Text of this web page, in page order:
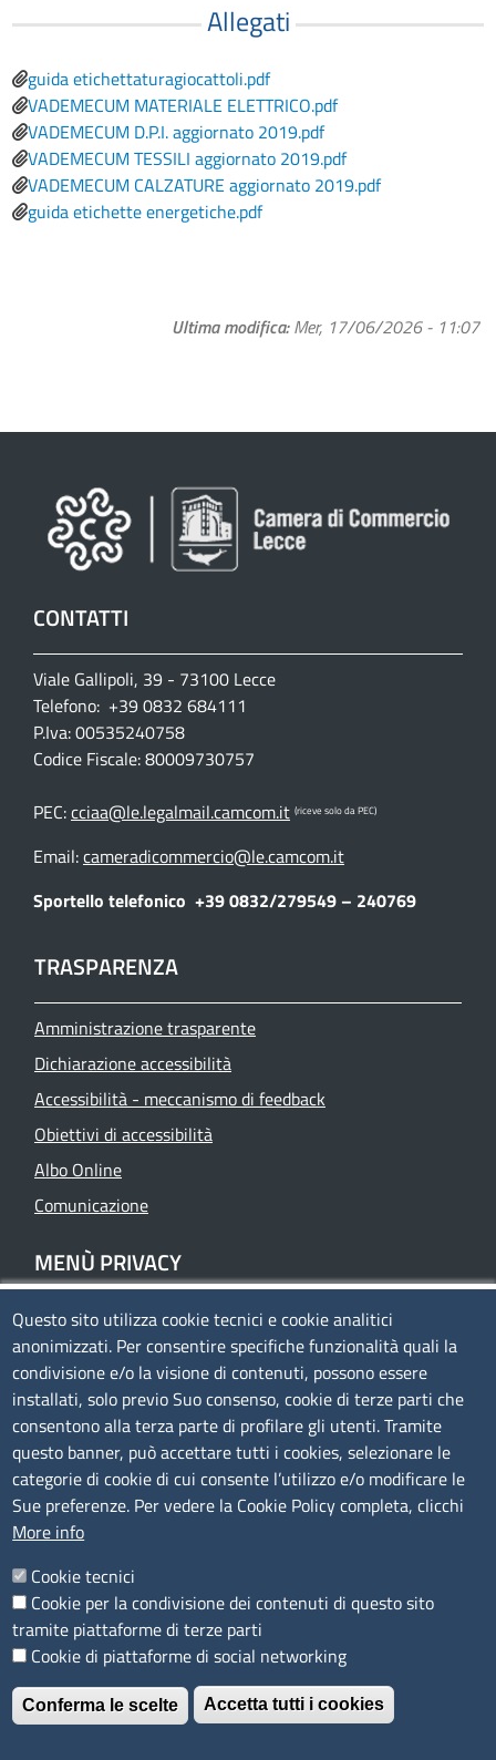
Allegati
File
guida etichettaturagiocattoli.pdf
File
VADEMECUM MATERIALE ELETTRICO.pdf
File
VADEMECUM D.P.I. aggiornato 2019.pdf
File
VADEMECUM TESSILI aggiornato 2019.pdf
File
VADEMECUM CALZATURE aggiornato 2019.pdf
File
guida etichette energetiche.pdf
Ultima modifica Mer, 17/06/2026 - 11:07
CONTATTI
Viale Gallipoli, 39 - 73100 Lecce
Telefono: +39 0832 684111
P.Iva: 00535240758
Codice Fiscale: 80009730757
PEC:cciaa@le.legalmail.camcom.it (riceve solo da PEC)
Email:cameradicommercio@le.camcom.it
Sportello telefonico +39 0832/279549 – 240769
TRASPARENZA
Amministrazione trasparente
Dichiarazione accessibilità
Accessibilità - meccanismo di feedback
Obiettivi di accessibilità
Albo Online
Comunicazione
MENÙ PRIVACY
Privacy
Cookie policy
Note legali
Mappa del sito
Accesso riservato
SEGUICI SU
È un servizio realizzato da
Questo sito utilizza cookie tecnici e cookie analitici
anonimizzati. Per consentire specifiche funzionalità quali la
condivisione e/o la visione di contenuti, possono essere
installati, solo previo Suo consenso, cookie di terze parti che
consentono alla terza parte di profilare gli utenti. Tramite
questo banner, può accettare tutti i cookies, selezionare le
categorie di cookie di cui consente l’utilizzo e/o modificare le
Sue preferenze. Per vedere la Cookie Policy completa, clicchi
More info
Cookie tecnici
Cookie per la condivisione dei contenuti di questo sito
tramite piattaforme di terze parti
Cookie di piattaforme di social networking
Conferma le scelte Accetta tutti i cookies